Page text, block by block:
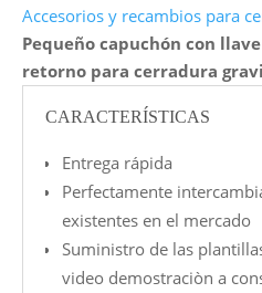
Accesorios y recambios para
Pequeño capuchón con
retorno para cerradura
CARACTERÍSTICAS
Entrega rápida
Perfectamente
existentes en el mercado
Suministro de las
video demostraciòn a